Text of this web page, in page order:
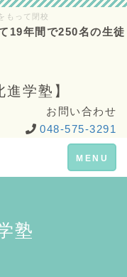
もって閉校
19年間で250名の生徒
学塾】
お問い合わせ
048-575-3291
Toggle
navigation
MENU
塾